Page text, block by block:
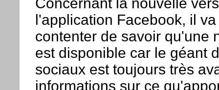
Concernant la nouvelle
l'application Facebook, il
contenter de savoir qu'une
est disponible car le géant
sociaux est toujours très
informations sur ce